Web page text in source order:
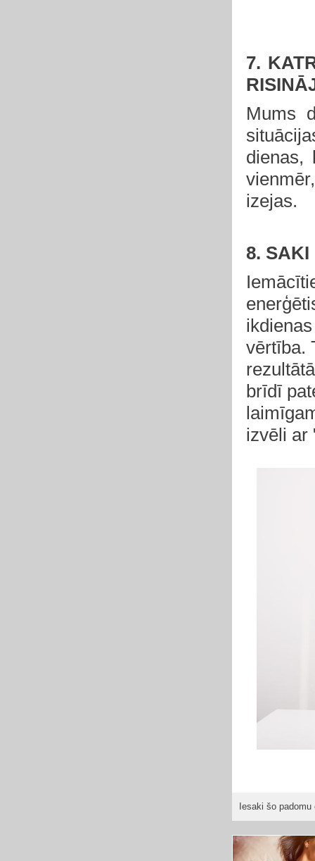
7.
Mums
dienas,
izejas.
8. SAKI
vērtība.
brīdī
izvēli ar
Iesaki šo